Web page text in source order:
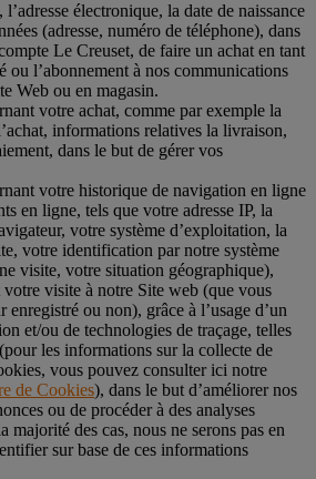
électronique, la date de naissance
(adresse, numéro de téléphone), dans
Le Creuset, de faire un achat en tant
ou l’abonnement à nos communications
Web ou en magasin.
votre achat, comme par exemple la
informations relatives la livraison,
dans le but de gérer vos
votre historique de navigation en ligne
en ligne, tels que votre adresse IP, la
votre système d’exploitation, la
votre identification par notre système
visite, votre situation géographique),
votre visite à notre Site web (que vous
enregistré ou non), grâce à l’usage d’un
et/ou de technologies de traçage, telles
les informations sur la collecte de
vous pouvez consulter ici notre
de Cookies), dans le but d’améliorer nos
ou de procéder à des analyses
majorité des cas, nous ne serons pas en
sur base de ces informations